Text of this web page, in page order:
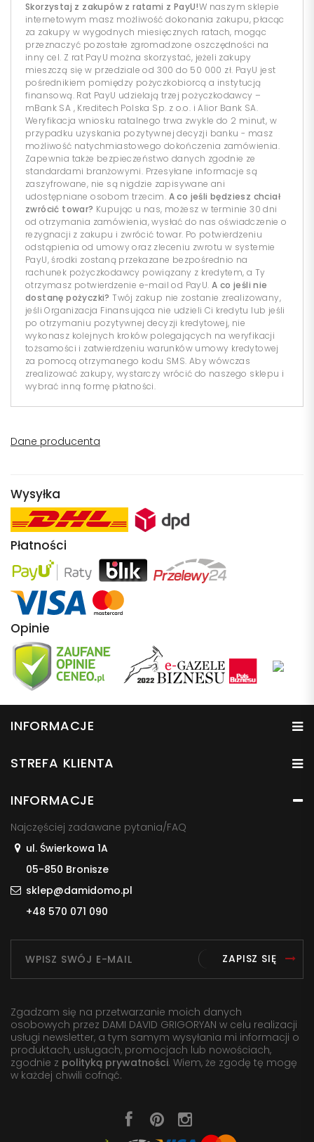
Skorzystaj z zakupów z ratami z PayU!W naszym sklepie
internetowym masz możliwość dokonania zakupu, płacąc
za zakupy w wygodnych miesięcznych ratach, mogąc
przeznaczyć pozostałe zgromadzone oszczędności na
inny cel. Z rat PayU można skorzystać, jeżeli zakupy
mieszczą się w przedziale od 300 do 50 000 zł. PayU jest
pośrednikiem pomiędzy pożyczkobiorcą a instytucją
finansową. Rat PayU udzielają trzej pożyczkodawcy –
mBank SA , Kreditech Polska Sp. z o.o. i Alior Bank SA.
Weryfikacja wniosku ratalnego trwa zwykle do 2 minut, w
przypadku uzyskania pozytywnej decyzji banku - masz
możliwość natychmiastowego dokończenia zamówienia.
Zapewnia także bezpieczeństwo danych zgodnie ze
standardami branżowymi. Przesyłane informacje są
zaszyfrowane, nie są nigdzie zapisywane ani
udostępniane osobom trzecim. A co jeśli będziesz chciał
zwrócić towar? Kupując u nas, możesz w terminie 30 dni
od otrzymania zamówienia, wysłać do nas oświadczenie o
rezygnacji z zakupu i zwrócić towar. Po potwierdzeniu
odstąpienia od umowy oraz zleceniu zwrotu w systemie
PayU, środki zostaną przekazane bezpośrednio na
rachunek pożyczkodawcy powiązany z kredytem, a Ty
otrzymasz potwierdzenie e-mail od PayU. A co jeśli nie
dostanę pożyczki? Twój zakup nie zostanie zrealizowany,
jeśli Organizacja Finansująca nie udzieli Ci kredytu lub jeśli
po otrzymaniu pozytywnej decyzji kredytowej, nie
wykonasz kolejnych kroków polegających na weryfikacji
tożsamości i zatwierdzeniu warunków umowy kredytowej
za pomocą otrzymanego kodu SMS. Aby wówczas
zrealizować zakupy, wystarczy wrócić do naszego sklepu i
wybrać inną formę płatności.
Dane producenta
Wysyłka
Płatności
Opinie
INFORMACJE
STREFA KLIENTA
INFORMACJE
Najczęściej zadawane pytania/FAQ
ul. Świerkowa 1A
05-850 Bronisze
sklep@damidomo.pl
+48 570 071 090
ZAPISZ SIĘ
Zgadzam się na przetwarzanie moich danych
osobowych przez DAMI DAVID GRIGORYAN w celu realizacji
usługi newsletter, a tym samym wysyłania mi informacji o
produktach, usługach, promocjach lub nowościach,
zgodnie z polityką prywatności. Wiem, że zgodę tę mogę
w każdej chwili cofnąć.